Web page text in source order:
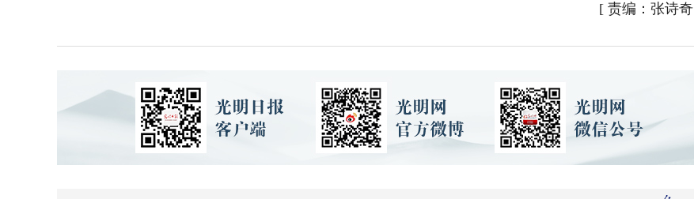
[ 责编：张诗奇